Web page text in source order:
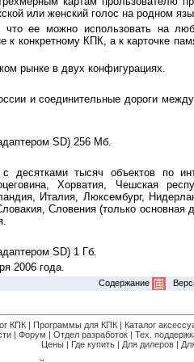
или женский голос на родном
ее можно использовать на
к конкретному КПК, а к карточке
рынке в двух конфигурациях.
и соединительные дороги
SD) 256 Мб.
десятками тысяч объектов по
Хорватия, Чешская
Италия, Люксембург,
Словения (только основная
SD) 1 Гб.
2006 года.
Содержание
КПК Программы для КПК Каталог
Форум Отдел разработок Тех.
Цены| Где купить| Для дилеров|